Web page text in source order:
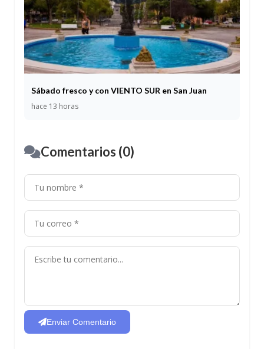
Sábado fresco y con VIENTO SUR en San Juan
hace 13 horas
Comentarios (0)
Enviar Comentario